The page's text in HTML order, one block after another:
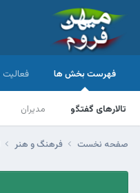
فهرست بخش ها
تالارهای گفتگو مدیران
فعالیت
صفحه نخست فرهنگ و هنر